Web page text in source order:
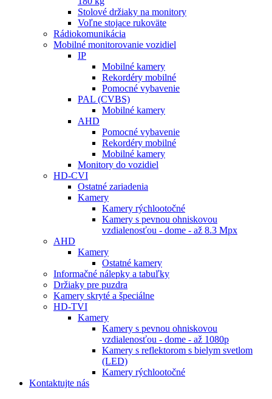
Stolové držiaky na monitory
Voľne stojace rukoväte
Rádiokomunikácia
Mobilné monitorovanie vozidiel
IP
Mobilné kamery
Rekordéry mobilné
Pomocné vybavenie
PAL (CVBS)
Mobilné kamery
AHD
Pomocné vybavenie
Rekordéry mobilné
Mobilné kamery
Monitory do vozidiel
HD-CVI
Ostatné zariadenia
Kamery
Kamery rýchlootočné
Kamery s pevnou ohniskovou
vzdialenosťou - dome - až 8.3 Mpx
AHD
Kamery
Ostatné kamery
Informačné nálepky a tabuľky
Držiaky pre puzdra
Kamery skryté a špeciálne
HD-TVI
Kamery
Kamery s pevnou ohniskovou
vzdialenosťou - dome - až 1080p
Kamery s reflektorom s bielym svetlom
(LED)
Kamery rýchlootočné
Kontaktujte nás